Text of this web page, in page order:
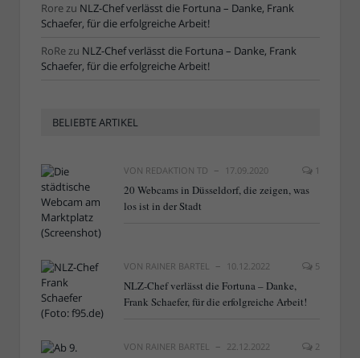
Rorezu NLZ-Chef verlässt die Fortuna – Danke, Frank
Schaefer, für die erfolgreiche Arbeit!
RoRezu NLZ-Chef verlässt die Fortuna – Danke, Frank
Schaefer, für die erfolgreiche Arbeit!
BELIEBTE ARTIKEL
VON REDAKTION TD 17.09.2020 1
20 Webcams in Düsseldorf, die zeigen, was
los ist in der Stadt
VON RAINER BARTEL 10.12.2022 5
NLZ-Chef verlässt die Fortuna – Danke,
Frank Schaefer, für die erfolgreiche Arbeit!
VON RAINER BARTEL 22.12.2022 2